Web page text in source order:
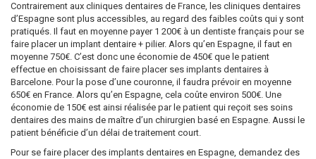
Contrairement aux cliniques dentaires de France, les cliniques dentaires
d’Espagne sont plus accessibles, au regard des faibles coûts qui y sont
pratiqués. Il faut en moyenne payer 1 200€ à un dentiste français pour se
faire placer un implant dentaire + pilier. Alors qu’en Espagne, il faut en
moyenne 750€. C’est donc une économie de 450€ que le patient
effectue en choisissant de faire placer ses implants dentaires à
Barcelone. Pour la pose d’une couronne, il faudra prévoir en moyenne
650€ en France. Alors qu’en Espagne, cela coûte environ 500€. Une
économie de 150€ est ainsi réalisée par le patient qui reçoit ses soins
dentaires des mains de maître d’un chirurgien basé en Espagne. Aussi le
patient bénéficie d’un délai de traitement court.
Pour se faire placer des implants dentaires en Espagne, demandez des